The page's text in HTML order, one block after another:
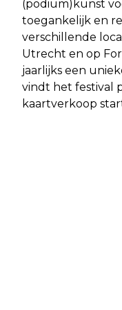
(podium)kunst
toegankelijk en
verschillende
Utrecht en op
jaarlijks een
vindt het festival
kaartverkoop